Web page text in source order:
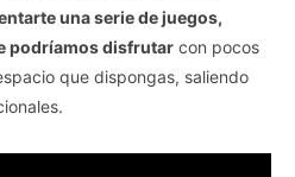
una serie de juegos,
podríamos disfrutar con pocos
que dispongas, saliendo